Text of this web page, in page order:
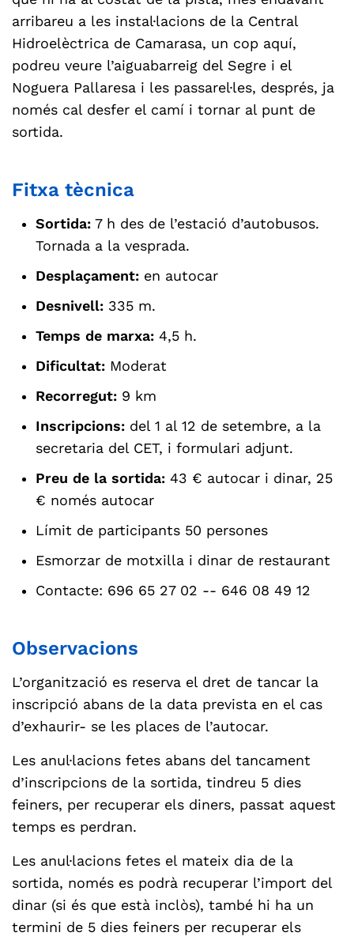
arribareu a les instal·lacions de la Central
Hidroelèctrica de Camarasa, un cop aquí,
podreu veure l’aiguabarreig del Segre i el
Noguera Pallaresa i les passarel·les, després, ja
només cal desfer el camí i tornar al punt de
sortida.
Fitxa tècnica
Sortida: 7 h des de l’estació d’autobusos.
Tornada a la vesprada.
Desplaçament: en autocar
Desnivell: 335 m.
Temps de marxa: 4,5 h.
Dificultat: Moderat
Recorregut: 9 km
Inscripcions: del 1 al 12 de setembre, a la
secretaria del CET, i formulari adjunt.
Preu de la sortida: 43 € autocar i dinar, 25
€ només autocar
Límit de participants 50 persones
Esmorzar de motxilla i dinar de restaurant
Contacte: 696 65 27 02 -- 646 08 49 12
Observacions
L’organització es reserva el dret de tancar la
inscripció abans de la data prevista en el cas
d’exhaurir- se les places de l’autocar.
Les anul·lacions fetes abans del tancament
d’inscripcions de la sortida, tindreu 5 dies
feiners, per recuperar els diners, passat aquest
temps es perdran.
Les anul·lacions fetes el mateix dia de la
sortida, només es podrà recuperar l’import del
dinar (si és que està inclòs), també hi ha un
termini de 5 dies feiners per recuperar els